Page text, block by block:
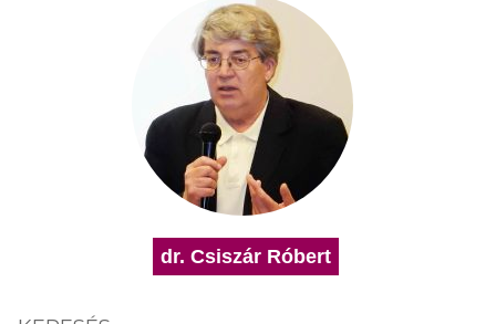
dr. Csiszár Róbert